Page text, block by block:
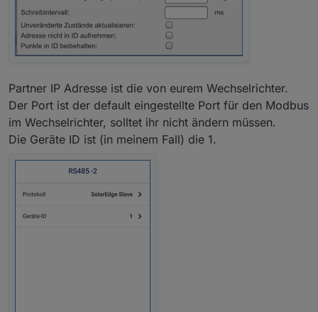
Partner IP Adresse ist die von eurem Wechselrichter.
Der Port ist der default eingestellte Port für den Modbus
im Wechselrichter, solltet ihr nicht ändern müssen.
Die Geräte ID ist (in meinem Fall) die 1.